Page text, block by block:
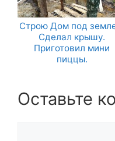
Строю Дом под
Сделал крышу.
Приготовил мини
пиццы.
Оставьте